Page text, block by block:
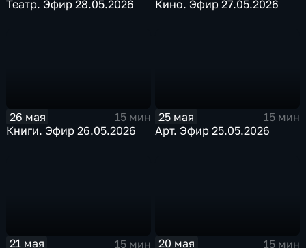
Театр. Эфир 28.05.2026
Кино. Эфир 27.05.2026
26 мая
15 мин
Книги. Эфир 26.05.2026
25 мая
15 мин
Арт. Эфир 25.05.2026
21 мая 15 мин 20 мая 15 мин